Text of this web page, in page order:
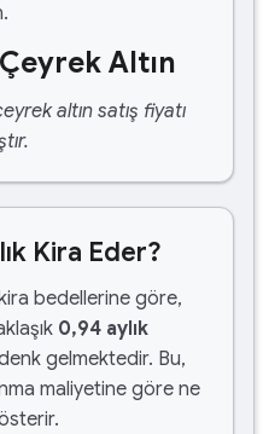
Altın
altın satış fiyatı
Kira Eder?
bedellerine göre,
0,94 aylık
gelmektedir. Bu,
maliyetine göre ne